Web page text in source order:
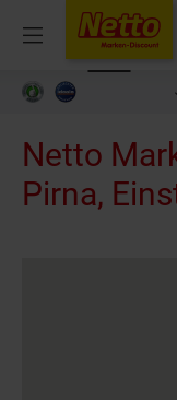
Menü
Netto
Pirna,